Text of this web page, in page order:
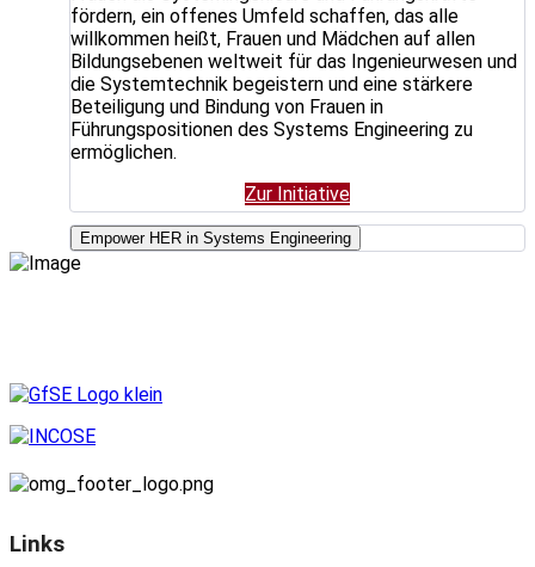
fördern, ein offenes Umfeld schaffen, das alle
willkommen heißt, Frauen und Mädchen auf allen
Bildungsebenen weltweit für das Ingenieurwesen und
die Systemtechnik begeistern und eine stärkere
Beteiligung und Bindung von Frauen in
Führungspositionen des Systems Engineering zu
ermöglichen.
Zur Initiative
Empower HER in Systems Engineering
Links